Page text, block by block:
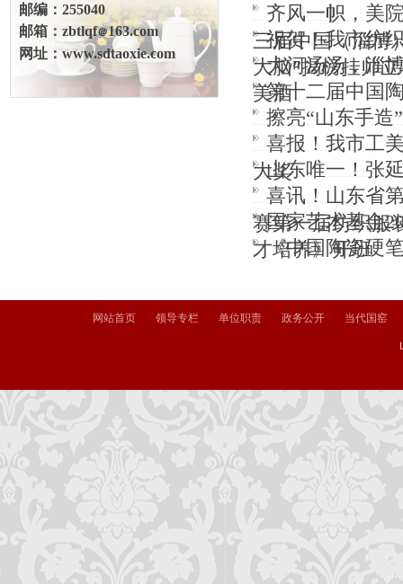
邮编：255040
邮箱：zbtlqf＠163.com
网址：www.sdtaoxie.com
齐风一帜，美
三届中国（淄博
祝贺！我市纺
大脑”揭榜挂帅
大河汤汤，淄
美酒
第十二届中国
擦亮“山东手造
喜报！我市工
大奖
山东唯一！张
喜讯！山东省
赛第一届纺织服
国家艺术基金
才培养》开班
《中国陶瓷硬
网站首页 领导专栏 单位职责 政务公开 当代国窑